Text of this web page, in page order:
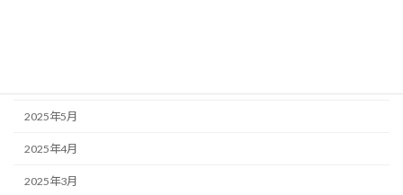
2025年5月
2025年4月
2025年3月